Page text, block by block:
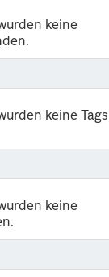
keine
keine Tags
keine